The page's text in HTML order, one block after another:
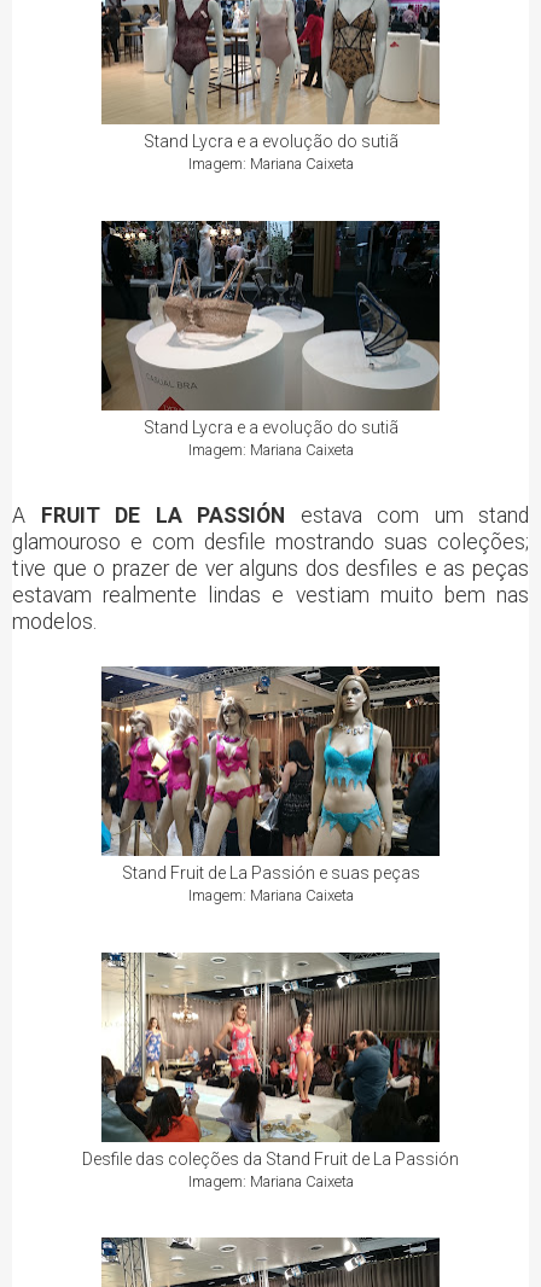
Stand Lycra e a evolução do sutiã
Imagem: Mariana Caixeta
Stand Lycra e a evolução do sutiã
Imagem: Mariana Caixeta
A FRUIT DE LA PASSIÓN estava com um stand
glamouroso e com desfile mostrando suas coleções;
tive que o prazer de ver alguns dos desfiles e as peças
estavam realmente lindas e vestiam muito bem nas
modelos.
Stand Fruit de La Passión e suas peças
Imagem: Mariana Caixeta
Desfile das coleções da Stand Fruit de La Passión
Imagem: Mariana Caixeta